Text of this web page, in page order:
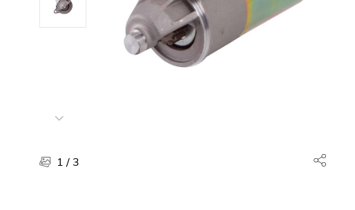
Salud, belleza y cuidado personal
Joyería y relojes
Bebidas
Farmacia
1 / 3